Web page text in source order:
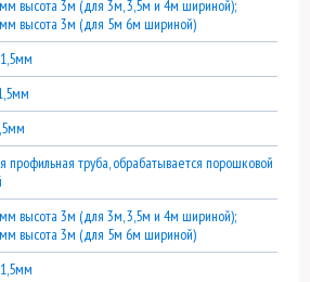
высота 3м (для 3м, 3,5м и 4м шириной);
высота 3м (для 5м 6м шириной)
профильная труба, обрабатывается порошковой
высота 3м (для 3м, 3,5м и 4м шириной);
высота 3м (для 5м 6м шириной)